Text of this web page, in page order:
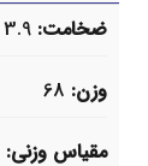
ضخامت 3.9
وزن 68
مقیاس وزنی